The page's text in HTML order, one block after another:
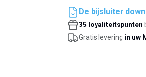
De bijsluiter
35 loyaliteitspunten
Gratis levering in uw